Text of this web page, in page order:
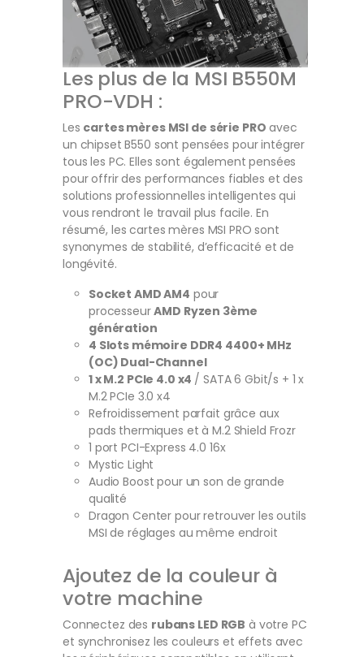
Les plus de la MSI B550M
PRO-VDH :
Les cartes mères MSI de série PRO avec
un chipset B550 sont pensées pour intégrer
tous les PC. Elles sont également pensées
pour offrir des performances fiables et des
solutions professionnelles intelligentes qui
vous rendront le travail plus facile. En
résumé, les cartes mères MSI PRO sont
synonymes de stabilité, d’efficacité et de
longévité.
Socket AMD AM4 pour
processeurAMD Ryzen 3ème
génération
4 Slots mémoire DDR4 4400+ MHz
(OC) Dual-Channel
1 x M.2 PCIe 4.0 x4 / SATA 6 Gbit/s + 1 x
M.2 PCIe 3.0 x4
Refroidissement parfait grâce aux
pads thermiques et à M.2 Shield Frozr
1 port PCI-Express 4.0 16x
Mystic Light
Audio Boost pour un son de grande
qualité
Dragon Center pour retrouver les outils
MSI de réglages au même endroit
Ajoutez de la couleur à
votre machine
Connectez des rubans LED RGB à votre PC
et synchronisez les couleurs et effets avec